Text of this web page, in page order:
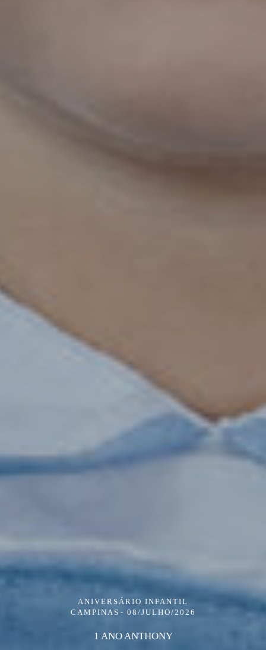
ANIVERSÁRIO INFANTIL
CAMPINAS
08/JULHO/2026
1 ANO ANTHONY